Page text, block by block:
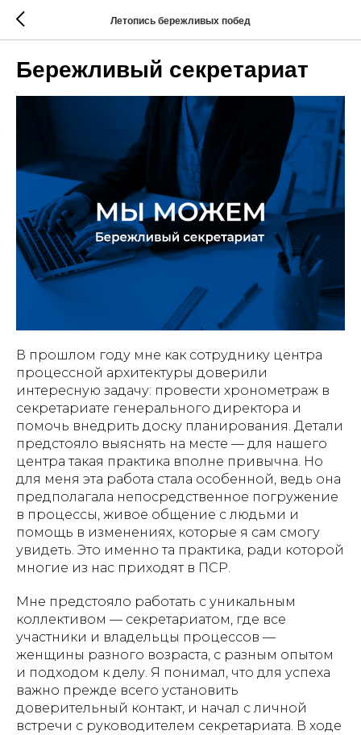
Летопись бережливых побед
Бережливый секретариат
В прошлом году мне как сотруднику центра
процессной архитектуры доверили
интересную задачу: провести хронометраж в
секретариате генерального директора и
помочь внедрить доску планирования. Детали
предстояло выяснять на месте — для нашего
центра такая практика вполне привычна. Но
для меня эта работа стала особенной, ведь она
предполагала непосредственное погружение
в процессы, живое общение с людьми и
помощь в изменениях, которые я сам смогу
увидеть. Это именно та практика, ради которой
многие из нас приходят в ПСР.
Мне предстояло работать с уникальным
коллективом — секретариатом, где все
участники и владельцы процессов —
женщины разного возраста, с разным опытом
и подходом к делу. Я понимал, что для успеха
важно прежде всего установить
доверительный контакт, и начал с личной
встречи с руководителем секретариата. В ходе